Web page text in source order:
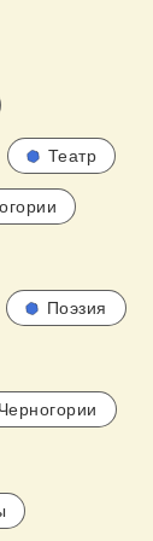
Театр
Поэзия